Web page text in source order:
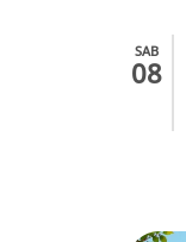
SAB
08